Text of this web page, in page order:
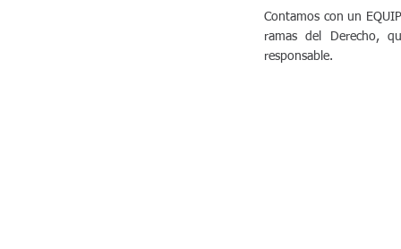
Contamos con un
ramas del Derecho,
responsable.